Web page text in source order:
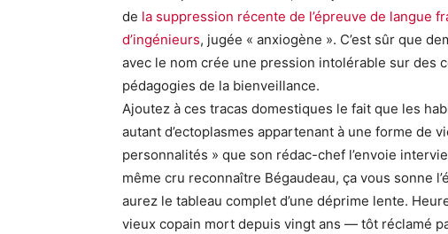
de la suppression récente de l’épreuve de langue
d’ingénieurs, jugée « anxiogène ». C’est sûr que
avec le nom crée une pression intolérable sur des
pédagogies de la bienveillance.
Ajoutez à ces tracas domestiques le fait que les
autant d’ectoplasmes appartenant à une forme de
personnalités » que son rédac-chef l’envoie
même cru reconnaître Bégaudeau, ça vous sonne
aurez le tableau complet d’une déprime lente.
vieux copain mort depuis vingt ans — tôt réclamé